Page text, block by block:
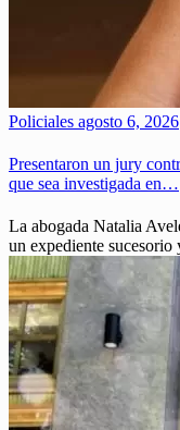
Policiales agosto 6, 2026
Presentaron un jury
que sea investigada en…
La abogada Natalia
un expediente